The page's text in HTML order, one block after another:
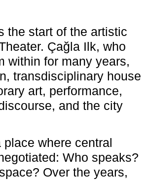
the start of the artistic
Çağla Ilk, who
within for many years,
transdisciplinary house
art, performance,
and the city
where central
Who speaks?
Over the years,